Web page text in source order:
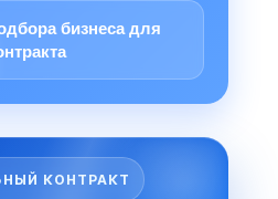
бизнеса для
КОНТРАКТ